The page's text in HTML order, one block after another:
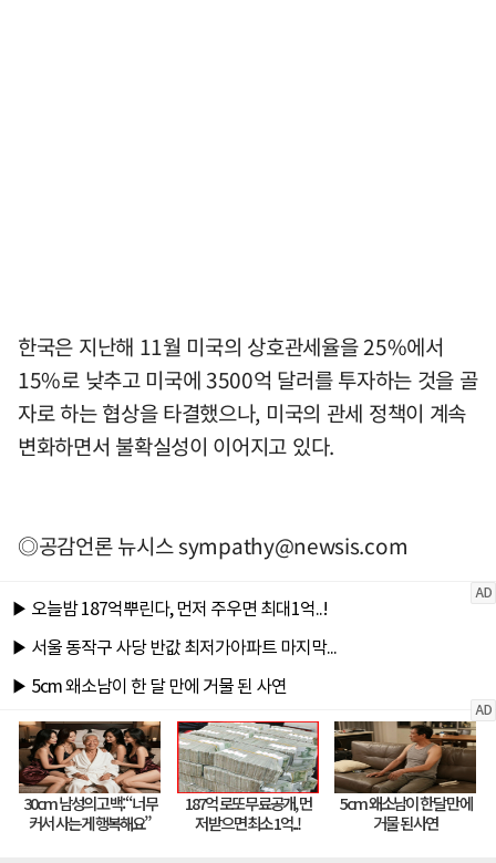
한국은 지난해 11월 미국의 상호관세율을 25%에서
15%로 낮추고 미국에 3500억 달러를 투자하는 것을 골
자로 하는 협상을 타결했으나, 미국의 관세 정책이 계속
변화하면서 불확실성이 이어지고 있다.
◎공감언론 뉴시스sympathy@newsis.com